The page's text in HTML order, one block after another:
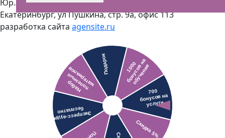
Юр.адрес - 620000, Свердловская область, г
Екатеринбург, ул Пушкина, стр. 9а, офис 113
разработка сайта agensite.ru